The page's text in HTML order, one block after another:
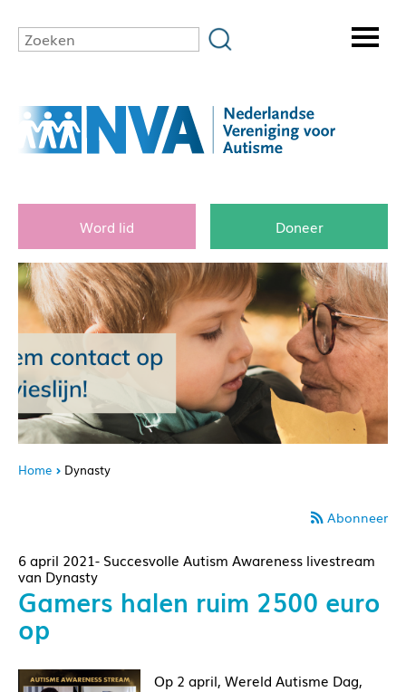
Word lid Doneer
Home Dynasty
Abonneer
6 april 2021- Succesvolle Autism Awareness livestream
van Dynasty
Gamers halen ruim 2500 euro
op
Op 2 april, Wereld Autisme Dag,